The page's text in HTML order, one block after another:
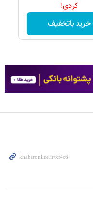
کردی!
خرید باتخفیف